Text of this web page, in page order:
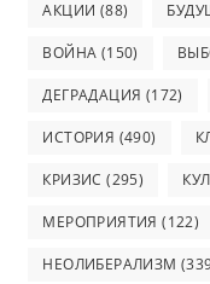
АКЦИИ (88)
ВОЙНА (150)
ДЕГРАДАЦИЯ (172)
ИСТОРИЯ (490)
КРИЗИС (295)
МЕРОПРИЯТИЯ (122)
НЕОЛИБЕРАЛИЗМ